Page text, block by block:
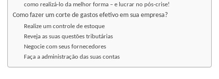
como realizá-lo da melhor forma – e lucrar no pós-crise!
Como fazer um corte de gastos efetivo em sua empresa?
Realize um controle de estoque
Reveja as suas questões tributárias
Negocie com seus fornecedores
Faça a administração das suas contas